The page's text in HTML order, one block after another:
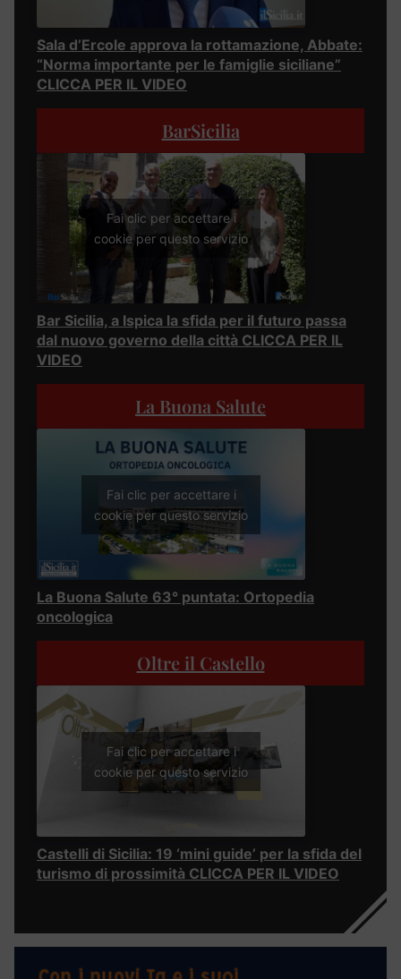
Sala d’Ercole approva la rottamazione, Abbate:
“Norma importante per le famiglie siciliane”
CLICCA PER IL VIDEO
BarSicilia
Fai clic per accettare i
cookie per questo servizio
Bar Sicilia, a Ispica la sfida per il futuro passa
dal nuovo governo della città CLICCA PER IL
VIDEO
La Buona Salute
Fai clic per accettare i
cookie per questo servizio
La Buona Salute 63° puntata: Ortopedia
oncologica
Oltre il Castello
Fai clic per accettare i
cookie per questo servizio
Castelli di Sicilia: 19 ‘mini guide’ per la sfida del
turismo di prossimità CLICCA PER IL VIDEO